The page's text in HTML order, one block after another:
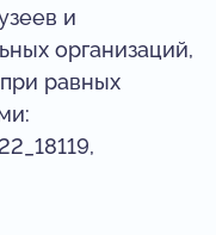
и
организаций,
равных